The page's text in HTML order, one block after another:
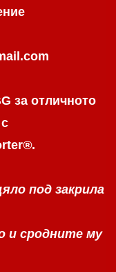
за отличното
®.
под закрила
и сродните му